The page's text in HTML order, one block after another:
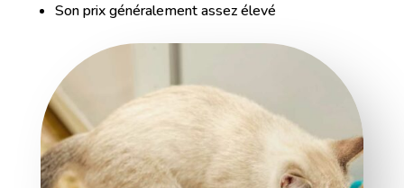
Son prix généralement assez élevé